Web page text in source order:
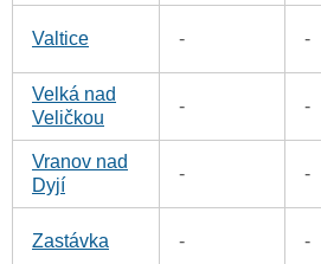
Valtice - -
Velká nad
Veličkou
- -
Vranov nad
Dyjí
- -
Zastávka - -